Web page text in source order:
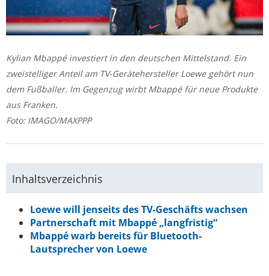
Kylian Mbappé investiert in den deutschen Mittelstand. Ein
zweistelliger Anteil am TV-Gerätehersteller Loewe gehört nun
dem Fußballer. Im Gegenzug wirbt Mbappé für neue Produkte
aus Franken.
Foto: IMAGO/MAXPPP
Inhaltsverzeichnis
Loewe will jenseits des TV-Geschäfts wachsen
Partnerschaft mit Mbappé „langfristig“
Mbappé warb bereits für Bluetooth-
Lautsprecher von Loewe